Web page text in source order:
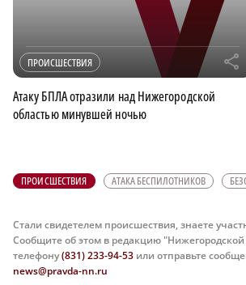
ПРОИСШЕСТВИЯ r
Атаку БПЛА отразили над Нижегородской
областью минувшей ночью
ПРОИСШЕСТВИЯ АТАКА БЕСПИЛОТНИКОВ
Стали свидетелем происшествия, знаете
Сообщите об этом в редакцию
телефону(831) 233-94-53 или отправьте
news@pravda-nn.ru